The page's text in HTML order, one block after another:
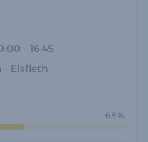
- 16:45
- Elsfleth
63%